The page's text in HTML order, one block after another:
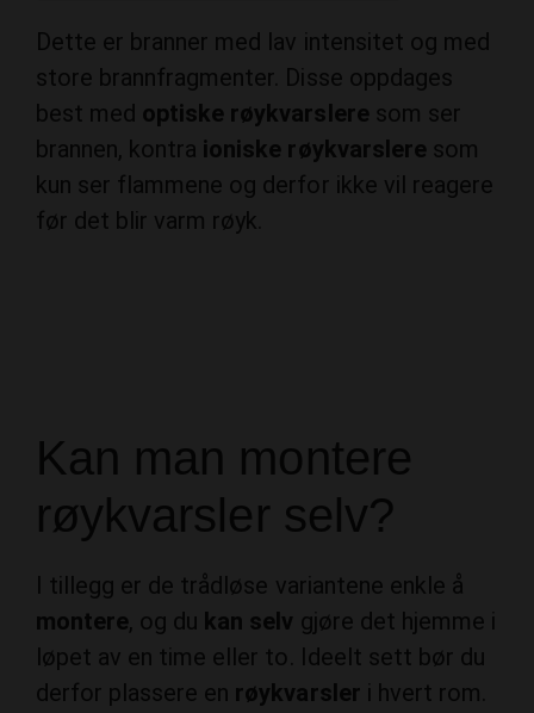
Dette er branner med lav intensitet og med
store brannfragmenter. Disse oppdages
best med optiske røykvarslere som ser
brannen, kontra ioniske røykvarslere som
kun ser flammene og derfor ikke vil reagere
før det blir varm røyk.
Kan man montere
røykvarsler selv?
I tillegg er de trådløse variantene enkle å
montere, og du kan selv gjøre det hjemme i
løpet av en time eller to. Ideelt sett bør du
derfor plassere en røykvarsler i hvert rom.